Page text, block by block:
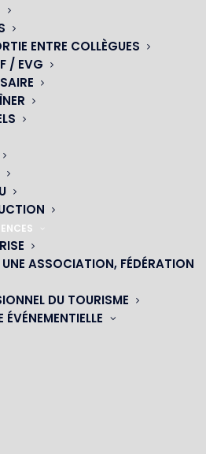
ENTRE COLLÈGUES
/ EVG
ASSOCIATION, FÉDÉRATION
DU TOURISME
plus en plus de Parisiens et de
sortie originale à Paris.
ville idéale pour
sortir
le monde entier pour sa vie
en couple, entre amis ou en
de sorties sont nombreuses :
rooftops,
concerts,
spectacles,
bars,
clubs,
cabarets…
recherchent davantage qu’un
soirée en discothèque. Les
et conviviales prennent de plus
les sorties parisiennes.
originale à Paris